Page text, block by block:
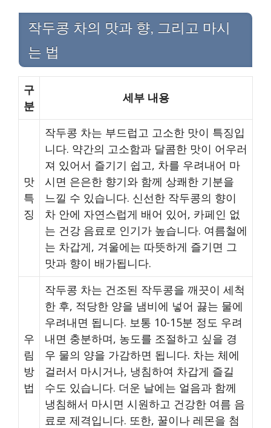
작두콩 차의 맛과 향, 그리고 마시
는 법
구
분
세부 내용
맛
특
징
작두콩 차는 부드럽고 고소한 맛이 특징입
니다. 약간의 고소함과 달콤한 맛이 어우러
져 있어서 즐기기 쉽고, 차를 우려내어 마
시면 은은한 향기와 함께 상쾌한 기분을
느낄 수 있습니다. 신선한 작두콩의 향이
차 안에 자연스럽게 배어 있어, 카페인 없
는 건강 음료로 인기가 높습니다. 여름철에
는 차갑게, 겨울에는 따뜻하게 즐기면 그
맛과 향이 배가됩니다.
우
림
방
법
작두콩 차는 건조된 작두콩을 깨끗이 세척
한 후, 적당한 양을 냄비에 넣어 끓는 물에
우려내면 됩니다. 보통 10-15분 정도 우려
내면 충분하며, 농도를 조절하고 싶을 경
우 물의 양을 가감하면 됩니다. 차는 체에
걸러서 마시거나, 냉침하여 차갑게 즐길
수도 있습니다. 더운 날에는 얼음과 함께
냉침해서 마시면 시원하고 건강한 여름 음
료로 제격입니다. 또한, 꿀이나 레몬을 첨